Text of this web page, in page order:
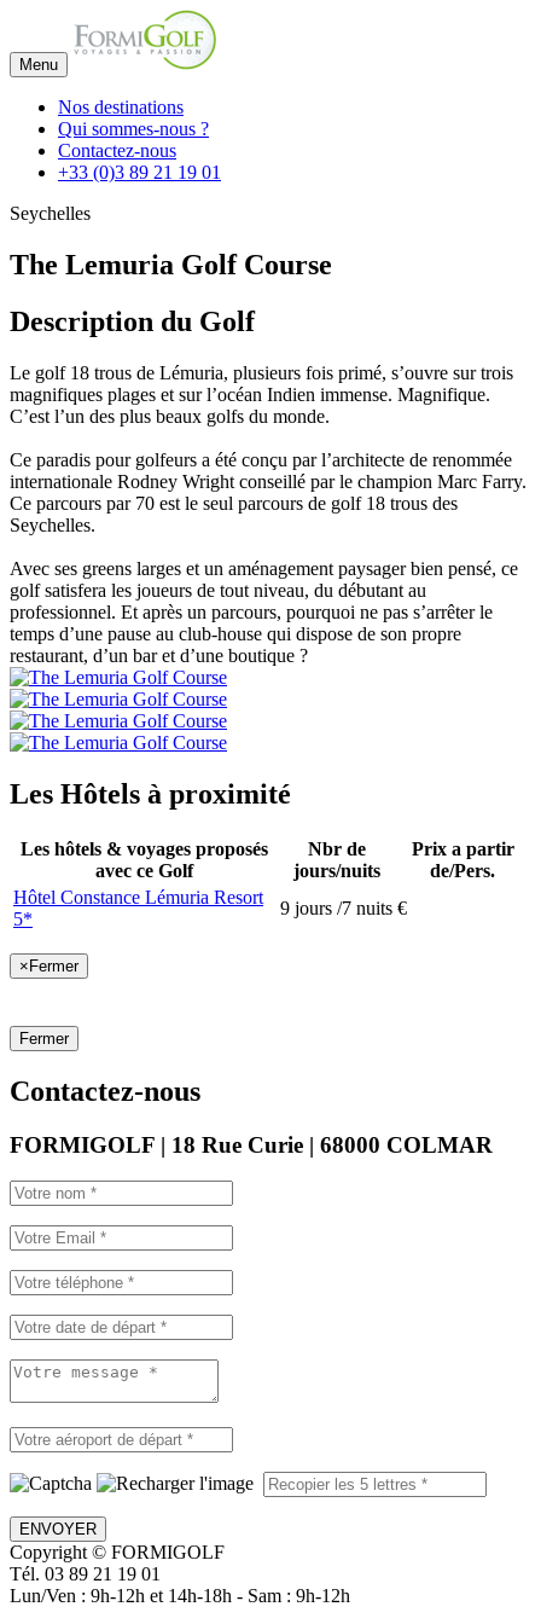
Menu
Nos destinations
Qui sommes-nous ?
Contactez-nous
+33 (0)3 89 21 19 01
Seychelles
The Lemuria Golf Course
Description du Golf
Le golf 18 trous de Lémuria, plusieurs fois primé, s’ouvre sur trois
magnifiques plages et sur l’océan Indien immense. Magnifique.
C’est l’un des plus beaux golfs du monde.
Ce paradis pour golfeurs a été conçu par l’architecte de renommée
internationale Rodney Wright conseillé par le champion Marc Farry.
Ce parcours par 70 est le seul parcours de golf 18 trous des
Seychelles.
Avec ses greens larges et un aménagement paysager bien pensé, ce
golf satisfera les joueurs de tout niveau, du débutant au
professionnel. Et après un parcours, pourquoi ne pas s’arrêter le
temps d’une pause au club-house qui dispose de son propre
restaurant, d’un bar et d’une boutique ?
Les Hôtels à proximité
Les hôtels & voyages proposés
avec ce Golf
Nbr de
jours/nuits
Prix a partir
de/Pers.
Hôtel Constance Lémuria Resort
5*
9 jours /7 nuits €
×Fermer
Fermer
Contactez-nous
FORMIGOLF | 18 Rue Curie | 68000 COLMAR
ENVOYER
Copyright © FORMIGOLF
Tél. 03 89 21 19 01
Lun/Ven : 9h-12h et 14h-18h - Sam : 9h-12h